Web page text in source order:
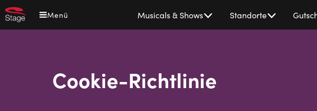
Direkt
zum
Menü
navigation
Musicals & Shows Standorte
Cookie-Richtlinie